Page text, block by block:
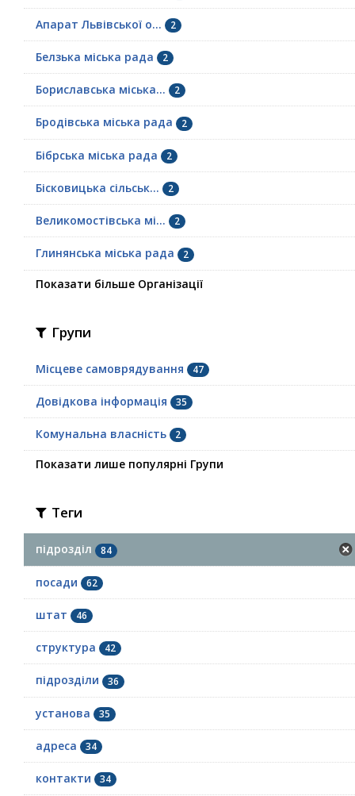
Апарат Львівської о... 2
Белзька міська рада 2
Бориславська міська... 2
Бродівська міська рада 2
Бібрська міська рада 2
Бісковицька сільськ... 2
Великомостівська мі... 2
Глинянська міська рада 2
Показати більше Організації
Групи
Місцеве самоврядування 47
Довідкова інформація 35
Комунальна власність 2
Показати лише популярні Групи
Теги
підрозділ 84
посади 62
штат 46
структура 42
підрозділи 36
установа 35
адреса 34
контакти 34